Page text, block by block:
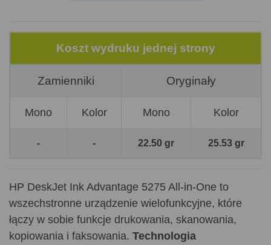
Koszt wydruku jednej strony
Zamienniki Oryginały
Mono Kolor Mono Kolor
- - 22.50 gr 25.53 gr
HP DeskJet Ink Advantage 5275 All-in-One to
wszechstronne urządzenie wielofunkcyjne, które
łączy w sobie funkcje drukowania, skanowania,
kopiowania i faksowania. Technologia